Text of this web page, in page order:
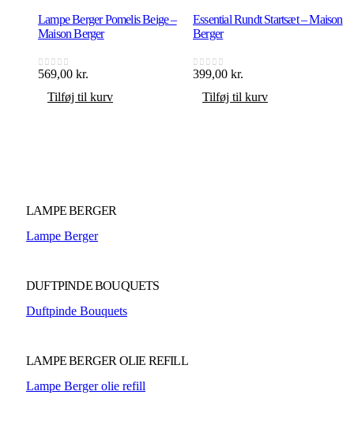
Lampe Berger Pomelis Beige –
Maison Berger
0ud af 5
569,00 kr.
Tilføj til kurv
Essential Rundt Startsæt – Maison
Berger
0ud af 5
399,00 kr.
Tilføj til kurv
LAMPE BERGER
Lampe Berger
DUFTPINDE BOUQUETS
Duftpinde Bouquets
LAMPE BERGER OLIE REFILL
Lampe Berger olie refill